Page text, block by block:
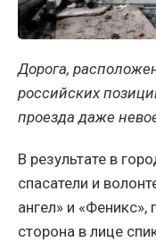
Дорога,
российских
проезда даже
В результате в
спасатели и
ангел» и
сторона в лице